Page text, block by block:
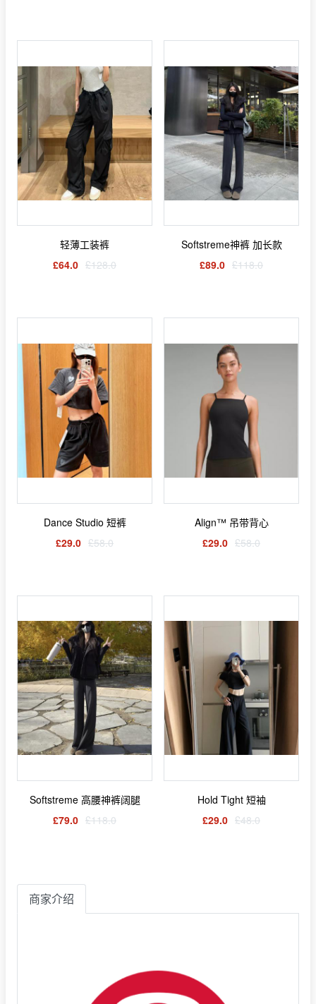
轻薄工装裤
£64.0 £128.0
Softstreme神裤 加长款
£89.0 £118.0
Dance Studio 短裤
£29.0 £58.0
Align™ 吊带背心
£29.0 £58.0
Softstreme 高腰神裤阔腿
£79.0 £118.0
Hold Tight 短袖
£29.0 £48.0
商家介绍